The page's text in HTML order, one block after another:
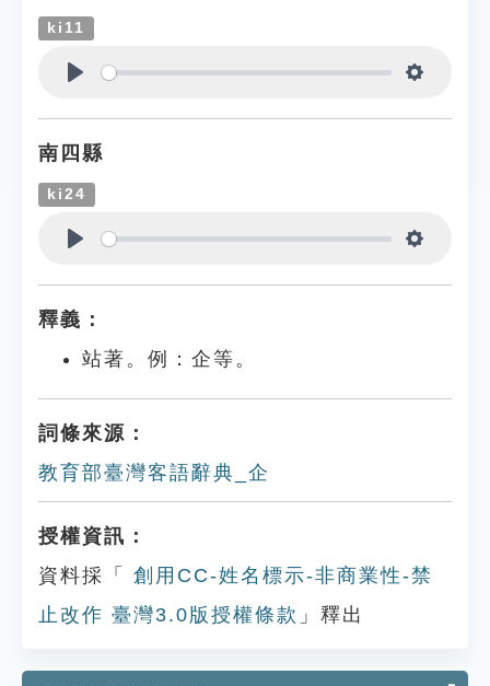
ki11
南四縣
ki24
釋義：
站著。例：企等。
詞條來源：
教育部臺灣客語辭典_企
授權資訊：
資料採「
創用CC-姓名標示-非商業性-禁
止改作 臺灣3.0版授權條款 」釋出